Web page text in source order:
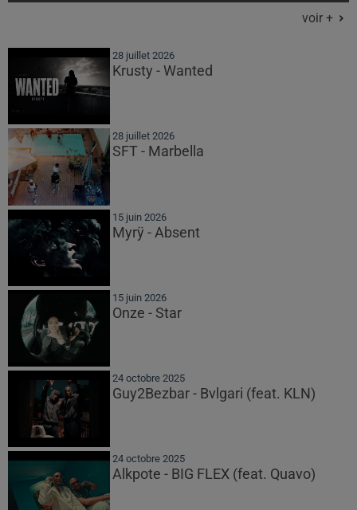
voir +
28 juillet 2026
Krusty - Wanted
28 juillet 2026
SFT - Marbella
15 juin 2026
Myrÿ - Absent
15 juin 2026
Onze - Star
24 octobre 2025
Guy2Bezbar - Bvlgari (feat. KLN)
24 octobre 2025
Alkpote - BIG FLEX (feat. Quavo)